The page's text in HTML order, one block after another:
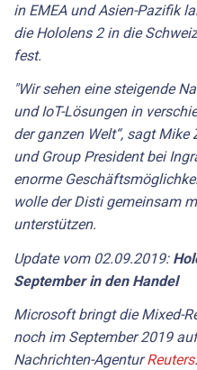
in EMEA und Asien-Pazifik
die Hololens 2 in die
fest.
"Wir sehen eine steigende
und IoT-Lösungen in
der ganzen Welt“, sagt Mike
und Group President bei
enorme
wolle der Disti gemeinsam
unterstützen.
Update vom 02.09.2019:
September in den Handel
Microsoft bringt die Mixed-
noch im September 2019
Nachrichten-AgenturReuters